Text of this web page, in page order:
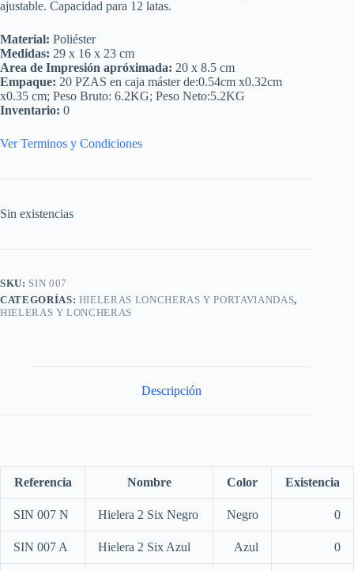
ajustable. Capacidad para 12 latas.
Material: Poliéster
Medidas: 29 x 16 x 23 cm
Area de Impresión apróximada: 20 x 8.5 cm
Empaque: 20 PZAS en caja máster de:0.54cm x0.32cm
x0.35 cm; Peso Bruto: 6.2KG; Peso Neto:5.2KG
Inventario: 0
Ver Terminos y Condiciones
Sin existencias
SKU: SIN 007
CATEGORÍAS: HIELERAS LONCHERAS Y PORTAVIANDAS,
HIELERAS Y LONCHERAS
Descripción
Referencia Nombre Color Existencia
SIN 007 N Hielera 2 Six Negro Negro 0
SIN 007 A Hielera 2 Six Azul Azul 0